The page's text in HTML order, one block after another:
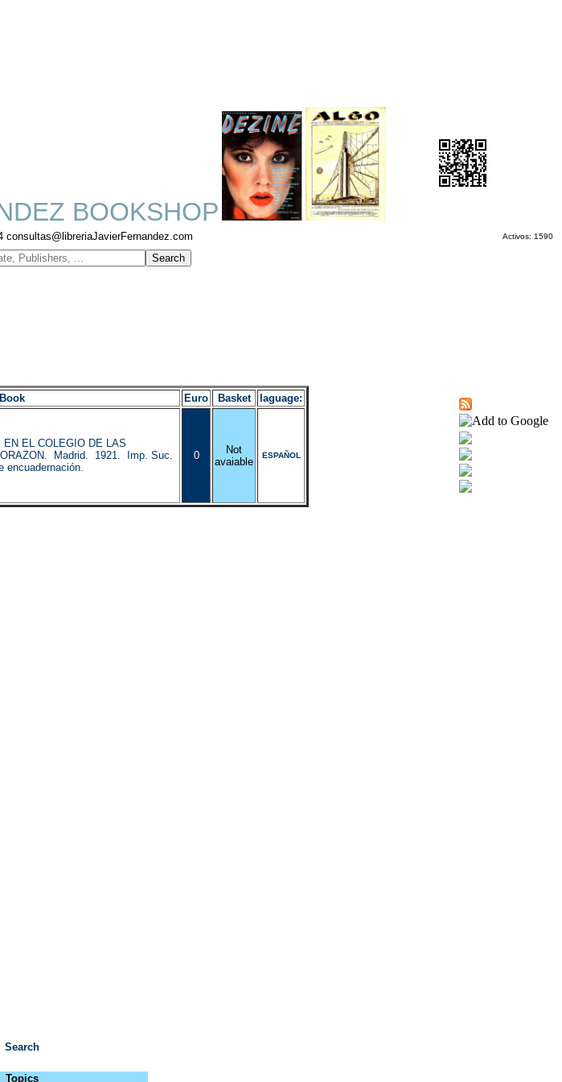
BOOKSHOP
Activos: 1590
Book Euro Basket laguage:
EL COLEGIO DE LAS
Madrid. 1921. Imp. Suc.
encuadernación.
0
Not
avaiable
ESPAÑOL
Search
Topics